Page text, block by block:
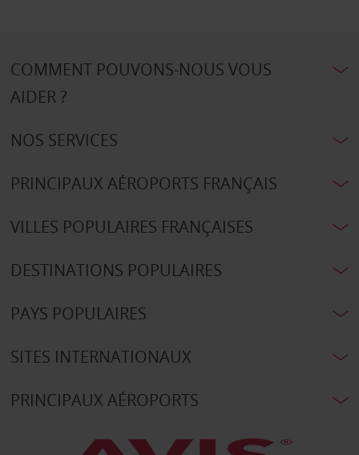
COMMENT POUVONS-NOUS VOUS
AIDER ?
NOS SERVICES
PRINCIPAUX AÉROPORTS FRANÇAIS
VILLES POPULAIRES FRANÇAISES
DESTINATIONS POPULAIRES
PAYS POPULAIRES
SITES INTERNATIONAUX
PRINCIPAUX AÉROPORTS